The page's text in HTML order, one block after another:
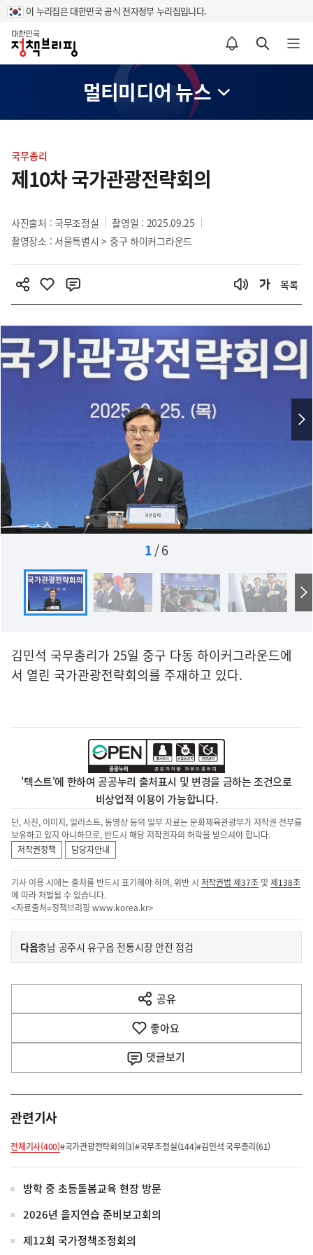
이 누리집은 대한민국 공식 전자정부 누리집입니다.
홈
알림설정 바로가기 검색 바로가기 메뉴 열기
멀티미디어 뉴스
텐
츠
영
역
국무총리
제10차 국가관광전략회의
사진출처 : 국무조정실
촬영일 : 2025.09.25
촬영장소 : 서울특별시 > 중구 하이커그라운드
목록
1/6
김민석 국무총리가 25일 중구 다동 하이커그라운드에
서 열린 국가관광전략회의를 주재하고 있다.
'텍스트'에 한하여 공공누리 출처표시 및 변경을 금하는 조건으로
비상업적 이용이 가능합니다.
단, 사진, 이미지, 일러스트, 동영상 등의 일부 자료는 문화체육관광부가 저작권 전부를
보유하고 있지 아니하므로, 반드시 해당 저작권자의 허락을 받으셔야 합니다.
저작권정책
담당자안내
기사 이용 시에는 출처를 반드시 표기해야 하며, 위반 시 저작권법 제37조 및제138조
에 따라 처벌될 수 있습니다.
<자료출처=정책브리핑 www.korea.kr>
이
전
다
음
다음기
사
충남 공주시 유구읍 전통시장 안전 점검
공유
열
기
좋아요
댓글보기
관련기사
전체기사(400)#국가관광전략회의(3)#국무조정실(144)#김민석 국무총리(61)
방학 중 초등돌봄교육 현장 방문
2026년 을지연습 준비보고회의
제12회 국가정책조정회의